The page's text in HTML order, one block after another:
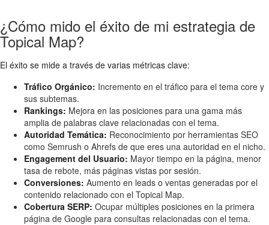
¿Cómo mido el éxito de mi estrategia de
Topical Map?
El éxito se mide a través de varias métricas clave:
Tráfico Orgánico: Incremento en el tráfico para el tema core y
sus subtemas.
Rankings: Mejora en las posiciones para una gama más
amplia de palabras clave relacionadas con el tema.
Autoridad Temática: Reconocimiento por herramientas SEO
como Semrush o Ahrefs de que eres una autoridad en el nicho.
Engagement del Usuario: Mayor tiempo en la página, menor
tasa de rebote, más páginas vistas por sesión.
Conversiones: Aumento en leads o ventas generadas por el
contenido relacionado con el Topical Map.
Cobertura SERP: Ocupar múltiples posiciones en la primera
página de Google para consultas relacionadas con el tema.